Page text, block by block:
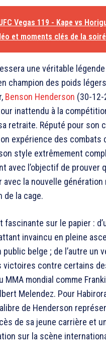
Vegas 119 - Kape vs
et moments clés de la
une véritable
champion des poids légers
Benson Henderson (30-12-
inattendu à la
retraite. Réputé pour son
expérience des combats
style extrêmement
avec l’objectif de prouver
avec la nouvelle génération
de la cage.
fascinante sur le papier :
invaincu en pleine
belge ; de l’autre un
victoires contre certains
MMA mondial comme
Melendez. Pour
de Henderson
de sa jeune carrière et
sur la scène